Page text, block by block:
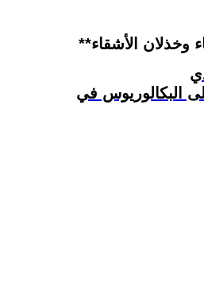
البكالوريوس في